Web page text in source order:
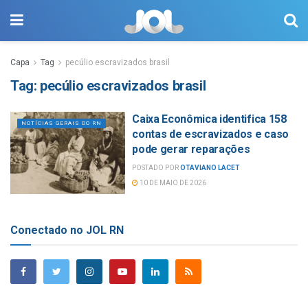
Capa Tag pecúlio escravizados brasil
Tag: pecúlio escravizados brasil
NOTÍCIAS GERAIS DO RN
Caixa Econômica identifica 158
contas de escravizados e caso
pode gerar reparações
POSTADO POROTAVIANO LACET
10 DE MAIO DE 2026
Conectado no JOL RN